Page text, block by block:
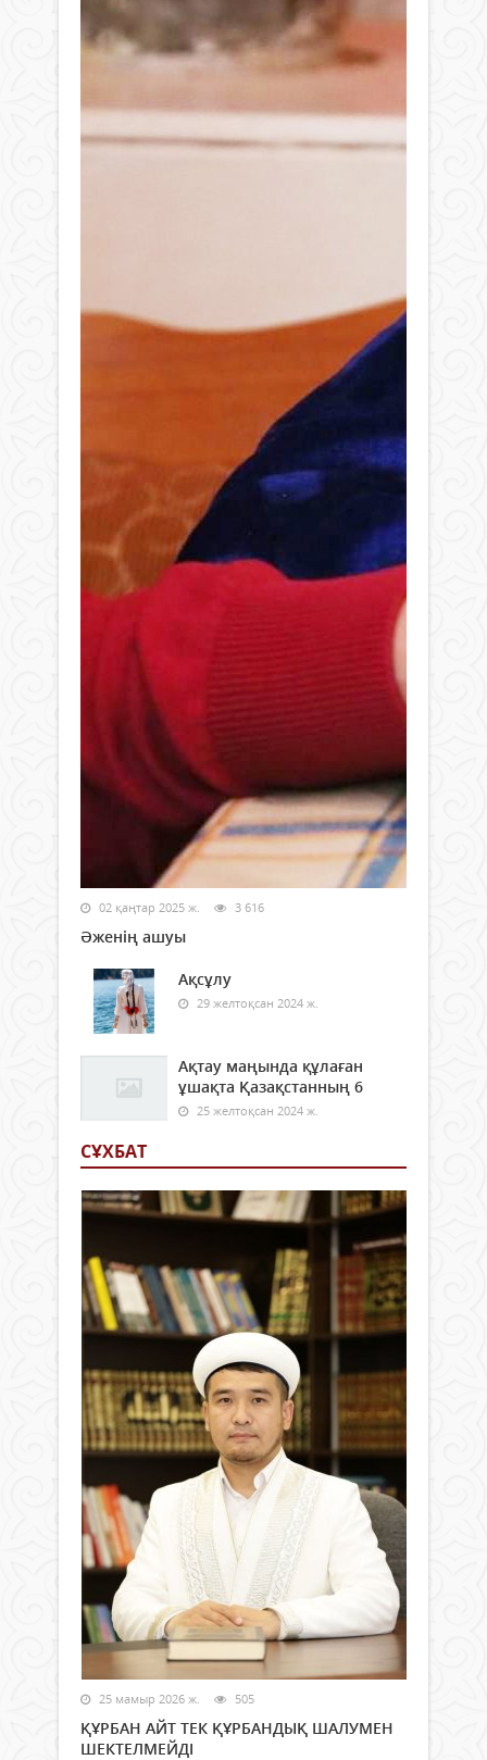
02 қаңтар 2025 ж. 3 616
Әженің ашуы
Ақсұлу
29 желтоқсан 2024 ж.
Ақтау маңында құлаған
ұшақта Қазақстанның 6
25 желтоқсан 2024 ж.
СҰХБАТ
25 мамыр 2026 ж. 505
ҚҰРБАН АЙТ ТЕК ҚҰРБАНДЫҚ ШАЛУМЕН
ШЕКТЕЛМЕЙДІ